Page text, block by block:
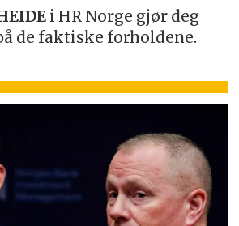
i HR Norge gjør deg
de faktiske forholdene.